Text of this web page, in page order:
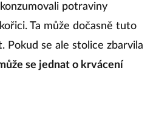
potraviny
Ta může dočasně tuto
Pokud se ale stolice zbarvila
se jednat o krvácení